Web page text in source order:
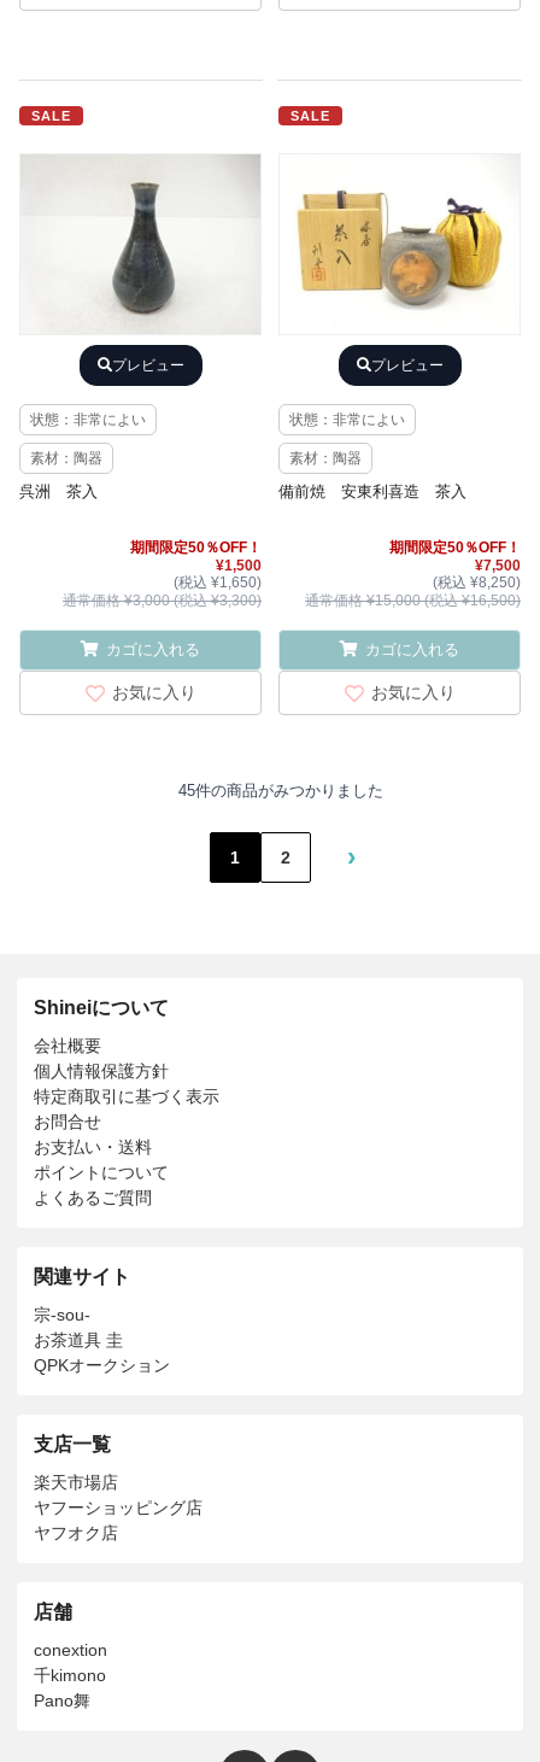
SALE
プレビュー
状態：非常によい
素材：陶器
呉洲 茶入
期間限定50％OFF！
¥1,500
(税込 ¥1,650)
通常価格 ¥3,000 (税込 ¥3,300)
カゴに入れる
お気に入り
SALE
プレビュー
状態：非常によい
素材：陶器
備前焼 安東利喜造 茶入
期間限定50％OFF！
¥7,500
(税込 ¥8,250)
通常価格 ¥15,000 (税込 ¥16,500)
カゴに入れる
お気に入り
45件の商品がみつかりました
1 2 ›
Shineiについて
会社概要
個人情報保護方針
特定商取引に基づく表示
お問合せ
お支払い・送料
ポイントについて
よくあるご質問
関連サイト
宗-sou-
お茶道具 圭
QPKオークション
支店一覧
楽天市場店
ヤフーショッピング店
ヤフオク店
店舗
conextion
千kimono
Pano舞